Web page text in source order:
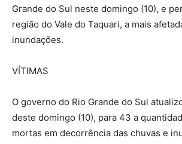
Grande do Sul neste domingo (10), e
região do Vale do Taquari, a mais
inundações.
VÍTIMAS
O governo do Rio Grande do Sul
deste domingo (10), para 43 a
mortas em decorrência das chuvas e